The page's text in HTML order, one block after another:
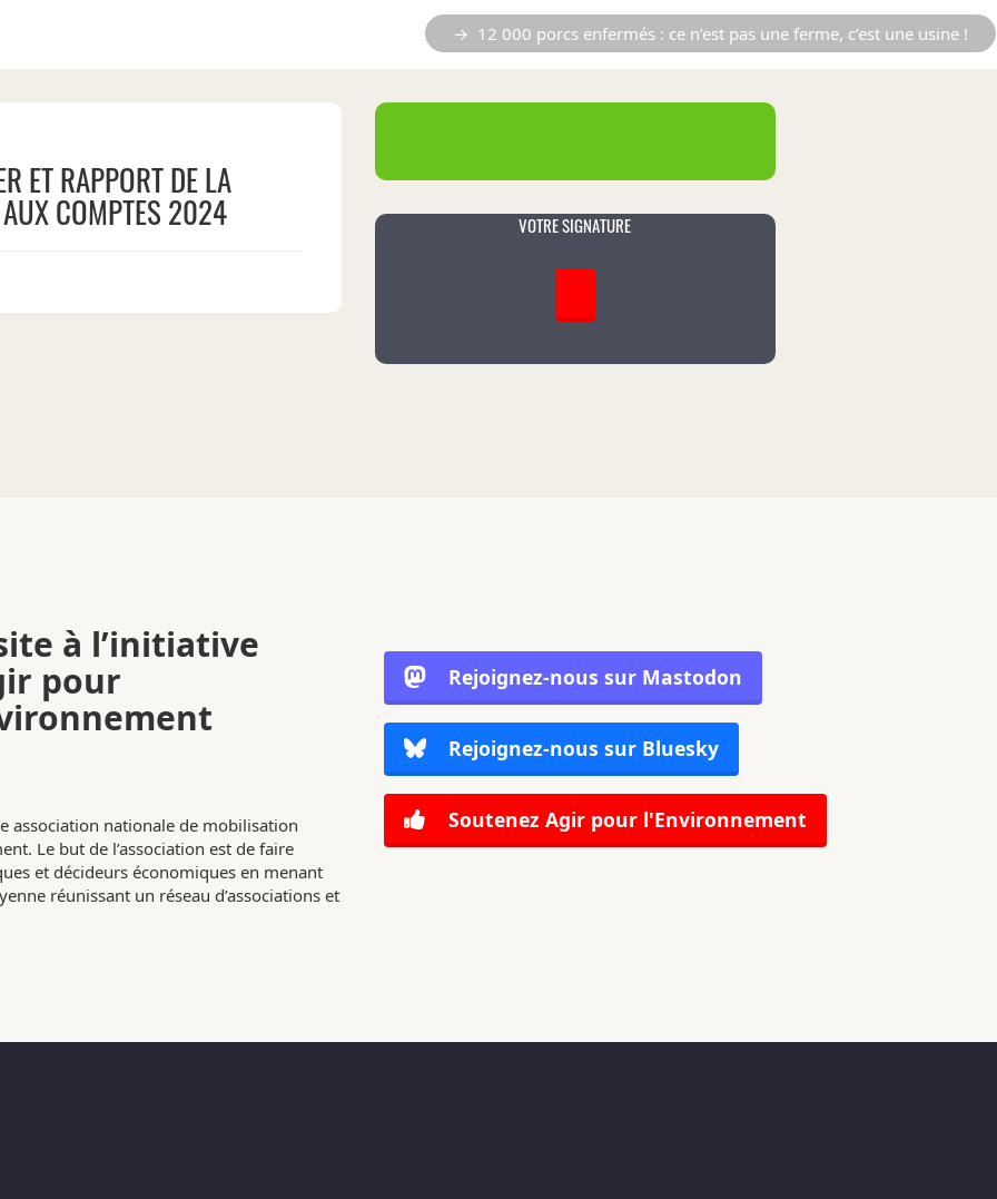
→ 12 000 porcs enfermés : ce n’est pas une ferme, c’est une usine !
ET RAPPORT DE LA
COMPTES 2024 VOTRE SIGNATURE
à l’initiative
pour
association nationale de mobilisation
Le but de l’association est de faire
et décideurs économiques en menant
réunissant un réseau d’associations et
Rejoignez-nous sur Mastodon
Rejoignez-nous sur Bluesky
Soutenez Agir pour l'Environnement